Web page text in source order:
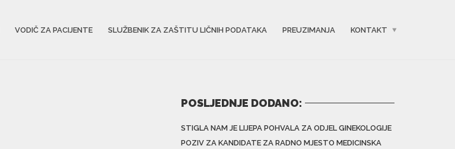
VODIČ ZA PACIJENTE SLUŽBENIK ZA ZAŠTITU LIČNIH PODATAKA PREUZIMANJA KONTAKT
POSLJEDNJE DODANO:
STIGLA NAM JE LIJEPA POHVALA ZA ODJEL GINEKOLOGIJE
POZIV ZA KANDIDATE ZA RADNO MJESTO MEDICINSKA